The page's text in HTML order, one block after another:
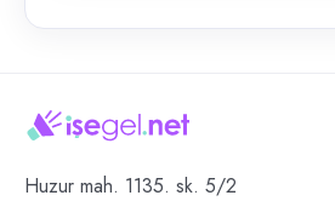
Huzur mah. 1135. sk. 5/2